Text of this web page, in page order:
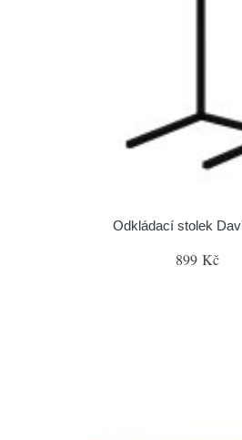
Odkládací stolek
899 Kč